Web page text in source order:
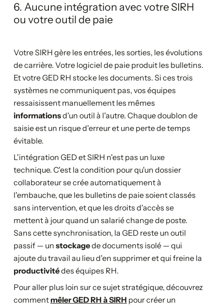
6. Aucune intégration avec votre SIRH
ou votre outil de paie
Votre SIRH gère les entrées, les sorties, les évolutions
de carrière. Votre logiciel de paie produit les bulletins.
Et votre GED RH stocke les documents. Si ces trois
systèmes ne communiquent pas, vos équipes
ressaisissent manuellement les mêmes
informationsd'un outil à l'autre. Chaque doublon de
saisie est un risque d'erreur et une perte de temps
évitable.
L'intégration GED et SIRH n'est pas un luxe
technique. C'est la condition pour qu'un dossier
collaborateur se crée automatiquement à
l'embauche, que les bulletins de paie soient classés
sans intervention, et que les droits d'accès se
mettent à jour quand un salarié change de poste.
Sans cette synchronisation, la GED reste un outil
passif — un stockagede documents isolé — qui
ajoute du travail au lieu d'en supprimer et qui freine la
productivitédes équipes RH.
Pour aller plus loin sur ce sujet stratégique, découvrez
comment mêler GED RH à SIRH pour créer un